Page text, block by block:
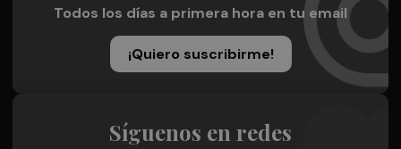
Todos los días a primera hora en tu email
¡Quiero suscribirme!
Síguenos en redes